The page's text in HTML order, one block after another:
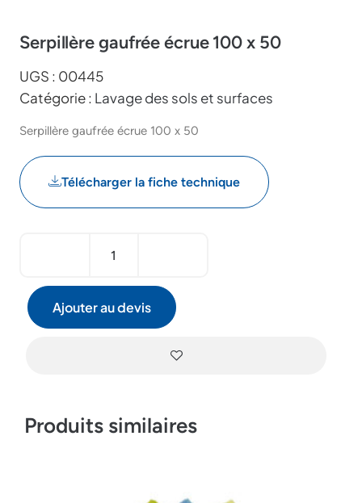
Serpillère gaufrée écrue 100 x 50
UGS : 00445
Catégorie : Lavage des sols et surfaces
Serpillère gaufrée écrue 100 x 50
Télécharger la fiche technique
Ajouter au devis
Produits similaires